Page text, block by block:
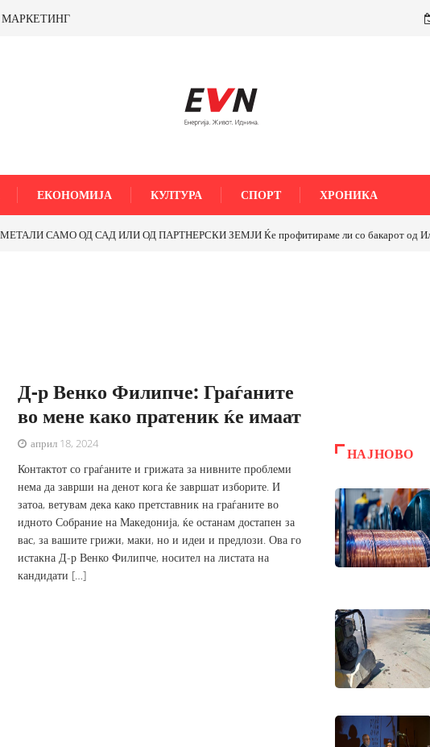
МАРКЕТИНГ
ЕКОНОМИЈА КУЛТУРА СПОРТ ХРОНИКА
САМО ОД САД ИЛИ ОД ПАРТНЕРСКИ ЗЕМЈИ Ќе профитираме ли со бакарот од
Д-р Венко Филипче: Граѓаните
во мене како пратеник ќе имаат
април 18, 2024
Контактот со граѓаните и грижата за нивните проблеми
нема да заврши на денот кога ќе завршат изборите. И
затоа, ветувам дека како претставник на граѓаните во
идното Собрание на Македонија, ќе останам достапен за
вас, за вашите грижи, маки, но и идеи и предлози. Ова го
истакна Д-р Венко Филипче, носител на листата на
кандидати […]
НАЈНОВО